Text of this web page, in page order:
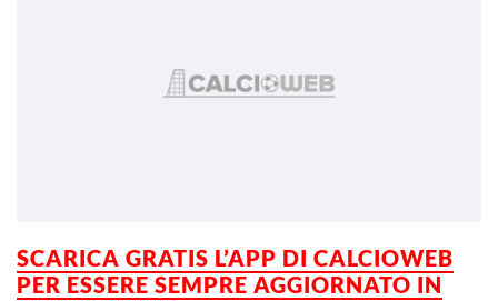
SCARICA GRATIS L’APP DI CALCIOWEB
PER ESSERE SEMPRE AGGIORNATO IN